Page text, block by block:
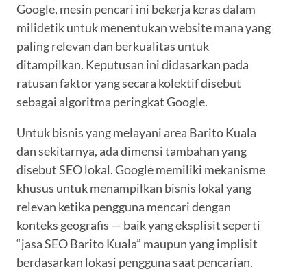
Google, mesin pencari ini bekerja keras dalam
milidetik untuk menentukan website mana yang
paling relevan dan berkualitas untuk
ditampilkan. Keputusan ini didasarkan pada
ratusan faktor yang secara kolektif disebut
sebagai algoritma peringkat Google.
Untuk bisnis yang melayani area Barito Kuala
dan sekitarnya, ada dimensi tambahan yang
disebut SEO lokal. Google memiliki mekanisme
khusus untuk menampilkan bisnis lokal yang
relevan ketika pengguna mencari dengan
konteks geografis — baik yang eksplisit seperti
“jasa SEO Barito Kuala” maupun yang implisit
berdasarkan lokasi pengguna saat pencarian.